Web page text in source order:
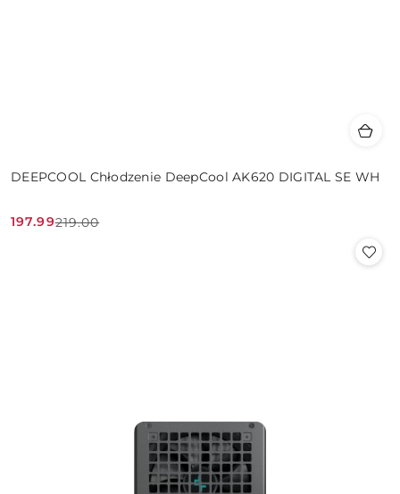
DEEPCOOL Chłodzenie DeepCool AK620 DIGITAL SE WH
Cena
197.99
Cena
219.00